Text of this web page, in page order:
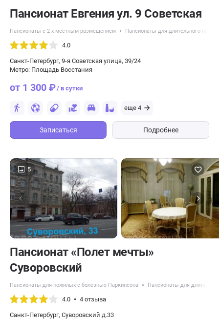
Пансионат Евгения ул. 9 Советская
Пансионаты с 2-х местным размещением Пансионаты для длительного
4.0
Санкт-Петербург, 9-я Советская улица, 39/24
Метро: Площадь Восстания
от 1 300 ₽/ в сутки
еще 4
Записаться Подробнее
5
Пансионат «Полет мечты»
Суворовский
Пансионаты для пожилых с болезнью Паркинсона Пансионаты для
4.0 4 отзыва
Санкт-Петербург, Суворовский д.33